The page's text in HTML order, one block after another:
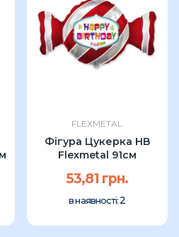
FLEXMETAL
Фігура Цукерка HB
Flexmetal 91см
53,81 грн.
в наявності:2